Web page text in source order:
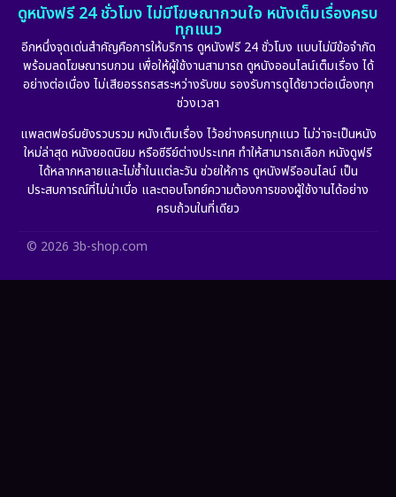
Film
Gothic (6)
HBO GO (11)
HBO Max (2)
Healing
Heist (7)
ดูหนังฟรี 24 ชั่วโมง ไม่มีโฆษณากวนใจ หนังเต็มเรื่องครบ
ทุกแนว
อีกหนึ่งจุดเด่นสำคัญคือการให้บริการ ดูหนังฟรี 24 ชั่วโมง แบบไม่มีข้อจำกัด
พร้อมลดโฆษณารบกวน เพื่อให้ผู้ใช้งานสามารถ ดูหนังออนไลน์เต็มเรื่อง ได้
อย่างต่อเนื่อง ไม่เสียอรรถรสระหว่างรับชม รองรับการดูได้ยาวต่อเนื่องทุก
ช่วงเวลา
แพลตฟอร์มยังรวบรวม หนังเต็มเรื่อง ไว้อย่างครบทุกแนว ไม่ว่าจะเป็นหนัง
ใหม่ล่าสุด หนังยอดนิยม หรือซีรีย์ต่างประเทศ ทำให้สามารถเลือก หนังดูฟรี
ได้หลากหลายและไม่ซ้ำในแต่ละวัน ช่วยให้การ ดูหนังฟรีออนไลน์ เป็น
ประสบการณ์ที่ไม่น่าเบื่อ และตอบโจทย์ความต้องการของผู้ใช้งานได้อย่าง
ครบถ้วนในที่เดียว
© 2026 3b-shop.com